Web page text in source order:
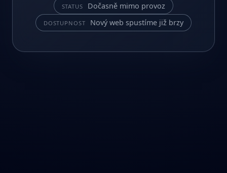
STATUS Dočasně mimo provoz
DOSTUPNOST Nový web spustíme již brzy